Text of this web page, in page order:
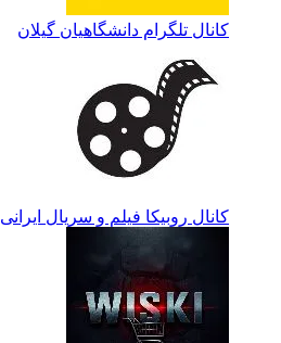
کانال تلگرام دانشگاهیان گیلان
کانال روبیکا فیلم و سریال ایرانی